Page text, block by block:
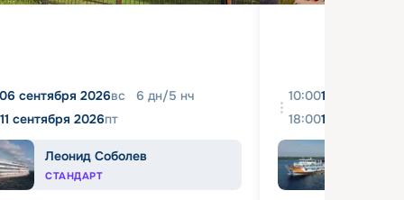
06 сентября 2026вс 6 дн/5 нч
11 сентября 2026пт
Леонид Соболев
СТАНДАРТ
10:0010 августа
18:0016 августа